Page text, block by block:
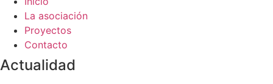
La asociación
Proyectos
Contacto
Actualidad